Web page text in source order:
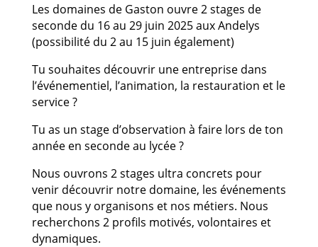
Les domaines de Gaston ouvre 2 stages de
seconde du 16 au 29 juin 2025 aux Andelys
(possibilité du 2 au 15 juin également)
Tu souhaites découvrir une entreprise dans
l’événementiel, l’animation, la restauration et le
service ?
Tu as un stage d’observation à faire lors de ton
année en seconde au lycée ?
Nous ouvrons 2 stages ultra concrets pour
venir découvrir notre domaine, les événements
que nous y organisons et nos métiers. Nous
recherchons 2 profils motivés, volontaires et
dynamiques.